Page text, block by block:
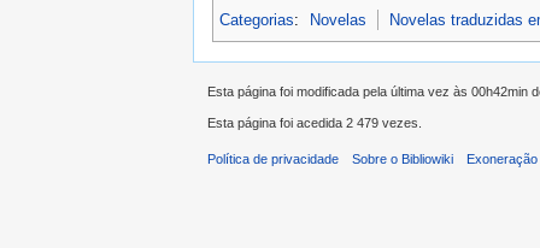
Categorias: Novelas Novelas traduzidas
Esta página foi modificada pela última vez às 00h42min
Esta página foi acedida 2 479 vezes.
Política de privacidade Sobre o Bibliowiki